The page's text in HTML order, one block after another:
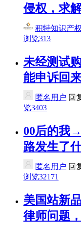
侵权，求
积特知识产权
浏览313
未经测试
能申诉回
匿名用户 回
览3403
00后的我
路发生了
匿名用户 回
浏览32171
美国站新
律师问题